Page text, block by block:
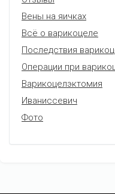
Вены на яичках
Всё о варикоцеле
Последствия
Операции при
Варикоцелэктомия
Иваниссевич
Фото